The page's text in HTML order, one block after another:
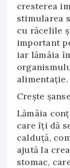
cresterea
stimularea
cu răcelile
important
iar lămâia
alimentație.
Crește
Lămâia
care îți dă
calduță,
ajută la
stomac,